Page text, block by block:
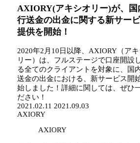
AXIORY(アキシオリー)が、国
行送金の出金に関する新サー
提供を開始！
2020年2月10日以降、AXIORY（ア
リー）は、フルステージで口座開設
る全てのクライアントを対象に、国
送金の出金における、新サービス開
始しました！詳細に関しては、ぜひ
ださい！
2021.02.11 2021.09.03
AXIORY
AXIORY